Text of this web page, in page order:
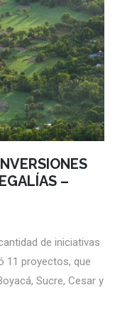
–
de iniciativas
11 proyectos, que
Sucre, Cesar y